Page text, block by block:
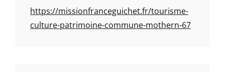
https://missionfranceguichet.fr/tourisme-
culture-patrimoine-commune-mothern-67